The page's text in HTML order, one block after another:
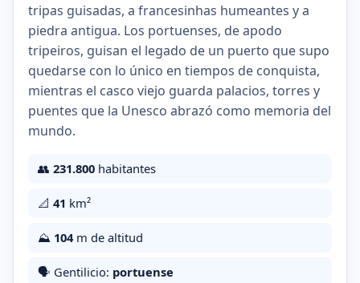
tripas guisadas, a francesinhas humeantes y a
piedra antigua. Los portuenses, de apodo
tripeiros, guisan el legado de un puerto que supo
quedarse con lo único en tiempos de conquista,
mientras el casco viejo guarda palacios, torres y
puentes que la Unesco abrazó como memoria del
mundo.
👥 231.800 habitantes
📐 41 km²
⛰️ 104m de altitud
🗣️ Gentilicio: portuense